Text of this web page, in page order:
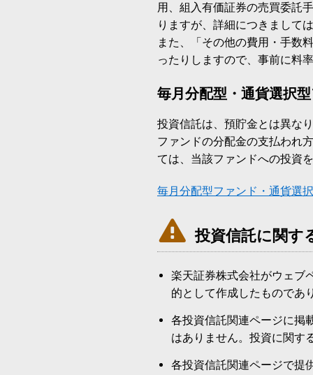
用、組入有価証券の売買委託
りますが、詳細につきまして
また、「その他の費用・手数
ったりしますので、事前に料
毎月分配型・通貨選択
投資信託は、預貯金とは異な
ファンドの分配金の支払われ
ては、当該ファンドへの投資
毎月分配型ファンド・通貨選
 投資信託に関す
楽天証券株式会社がウェブ
的として作成したものであ
各投資信託関連ページに掲
はありません。投資に関す
各投資信託関連ページで提